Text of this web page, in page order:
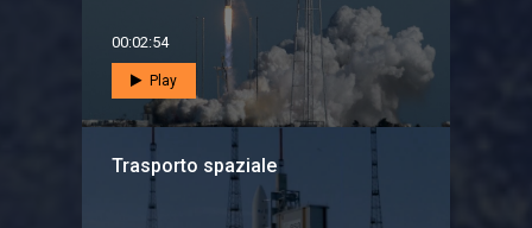
00:02:54
Play
Trasporto spaziale